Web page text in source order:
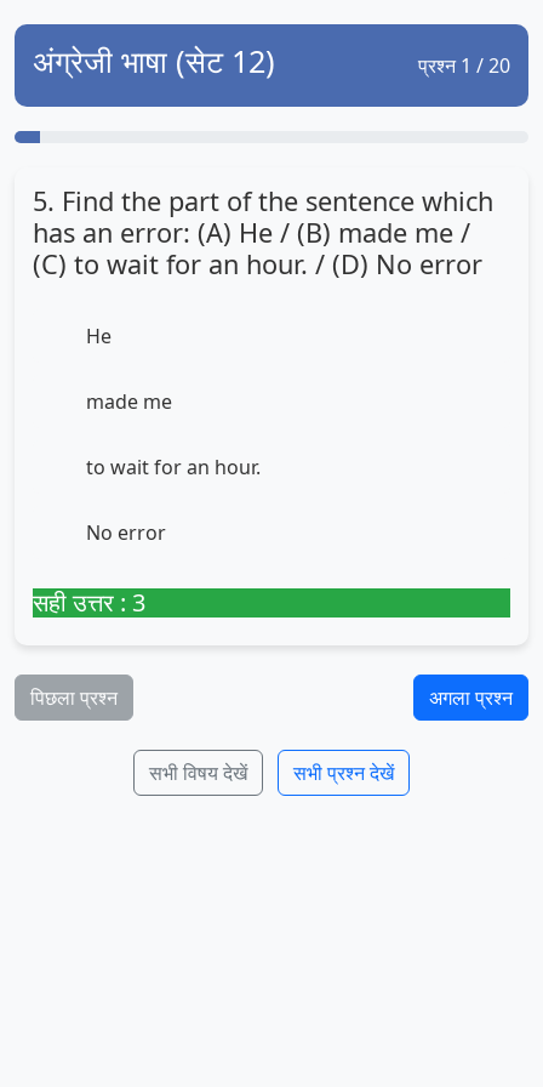
अंग्रेजी भाषा (सेट 12) प्रश्न 1 / 20
5. Find the part of the sentence which
has an error: (A) He / (B) made me /
(C) to wait for an hour. / (D) No error
He
made me
to wait for an hour.
No error
सही उत्तर : 3
पिछला प्रश्न अगला प्रश्न
सभी विषय देखें सभी प्रश्न देखें